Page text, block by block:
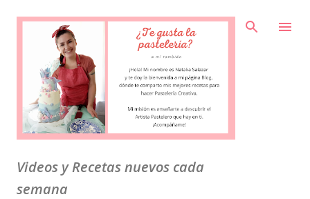
Ir al contenido principal
Videos y Recetas nuevos cada
semana